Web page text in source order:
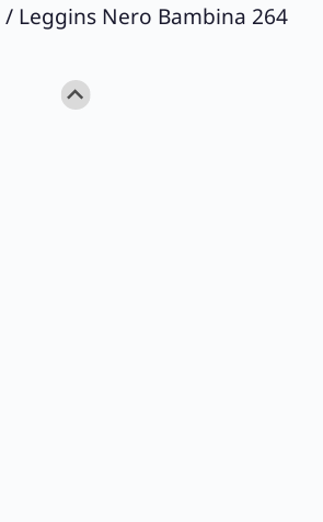
/ Leggins Nero Bambina 264